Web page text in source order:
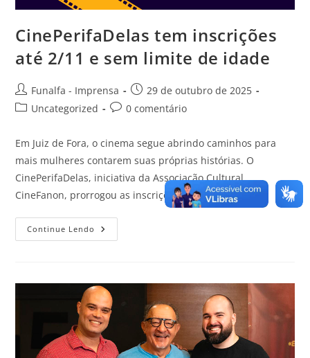
CinePerifaDelas tem inscrições
até 2/11 e sem limite de idade
Funalfa - Imprensa
29 de outubro de 2025
Uncategorized
0 comentário
Em Juiz de Fora, o cinema segue abrindo caminhos para
mais mulheres contarem suas próprias histórias. O
CinePerifaDelas, iniciativa da Associação Cultural
CineFanon, prorrogou as inscrições até o dia 2…
Continue Lendo